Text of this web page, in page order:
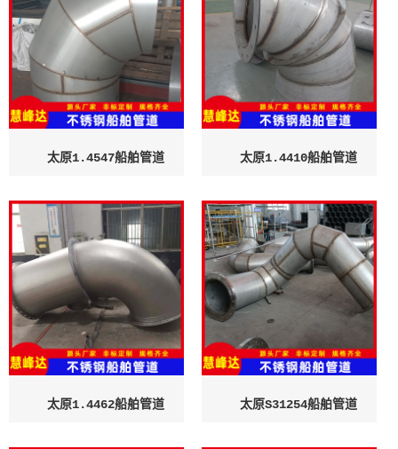
太原1.4547船舶管道 太原1.4410船舶管道
太原1.4462船舶管道 太原S31254船舶管道